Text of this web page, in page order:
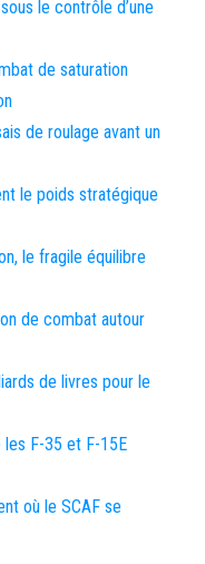
le contrôle d’une
de saturation
de roulage avant un
le poids stratégique
le fragile équilibre
de combat autour
de livres pour le
F-35 et F-15E
où le SCAF se